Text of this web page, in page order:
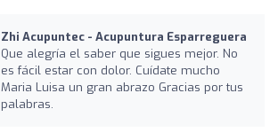
Zhi Acupuntec - Acupuntura Esparreguera
Que alegría el saber que sigues mejor. No
es fácil estar con dolor. Cuídate mucho
Maria Luisa un gran abrazo Gracias por tus
palabras.